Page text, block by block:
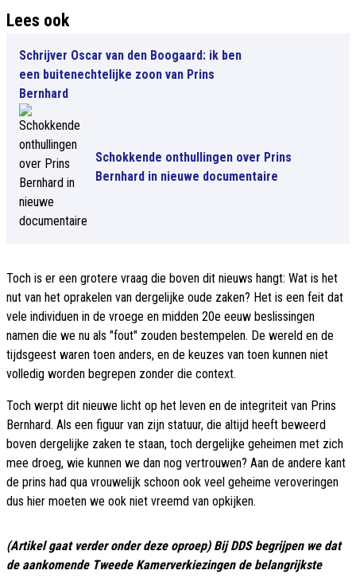
Lees ook
Schrijver Oscar van den Boogaard: ik ben
een buitenechtelijke zoon van Prins
Bernhard
Schokkende onthullingen over Prins
Bernhard in nieuwe documentaire
Toch is er een grotere vraag die boven dit nieuws hangt: Wat is het
nut van het oprakelen van dergelijke oude zaken? Het is een feit dat
vele individuen in de vroege en midden 20e eeuw beslissingen
namen die we nu als "fout" zouden bestempelen. De wereld en de
tijdsgeest waren toen anders, en de keuzes van toen kunnen niet
volledig worden begrepen zonder die context.
Toch werpt dit nieuwe licht op het leven en de integriteit van Prins
Bernhard. Als een figuur van zijn statuur, die altijd heeft beweerd
boven dergelijke zaken te staan, toch dergelijke geheimen met zich
mee droeg, wie kunnen we dan nog vertrouwen? Aan de andere kant
de prins had qua vrouwelijk schoon ook veel geheime veroveringen
dus hier moeten we ook niet vreemd van opkijken.
(Artikel gaat verder onder deze oproep) Bij DDS begrijpen we dat
de aankomende Tweede Kamerverkiezingen de belangrijkste